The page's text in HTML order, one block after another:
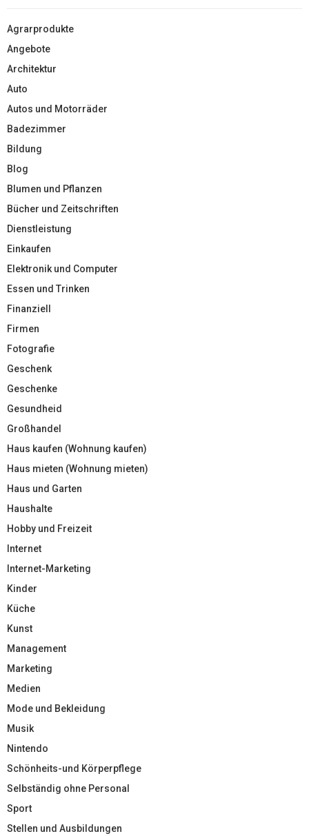
Agrarprodukte
Angebote
Architektur
Auto
Autos und Motorräder
Badezimmer
Bildung
Blog
Blumen und Pflanzen
Bücher und Zeitschriften
Dienstleistung
Einkaufen
Elektronik und Computer
Essen und Trinken
Finanziell
Firmen
Fotografie
Geschenk
Geschenke
Gesundheid
Großhandel
Haus kaufen (Wohnung kaufen)
Haus mieten (Wohnung mieten)
Haus und Garten
Haushalte
Hobby und Freizeit
Internet
Internet-Marketing
Kinder
Küche
Kunst
Management
Marketing
Medien
Mode und Bekleidung
Musik
Nintendo
Schönheits-und Körperpflege
Selbständig ohne Personal
Sport
Stellen und Ausbildungen